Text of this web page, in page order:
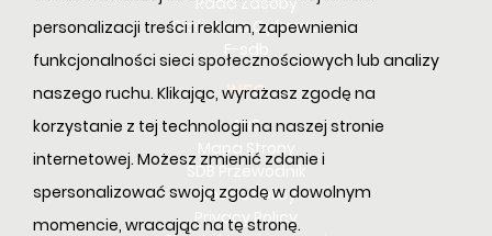
personalizacji treści i reklam, zapewnienia
funkcjonalności sieci społecznościowych lub analizy
naszego ruchu. Klikając, wyrażasz zgodę na
korzystanie z tej technologii na naszej stronie
internetowej. Możesz zmienić zdanie i
spersonalizować swoją zgodę w dowolnym
momencie, wracając na tę stronę.
Bibilioteka Cyfrowa
E-sdb
INFO
ANS
Mapa Strony
SDB Przewodnik
Cookie Policy
Privacy Policy